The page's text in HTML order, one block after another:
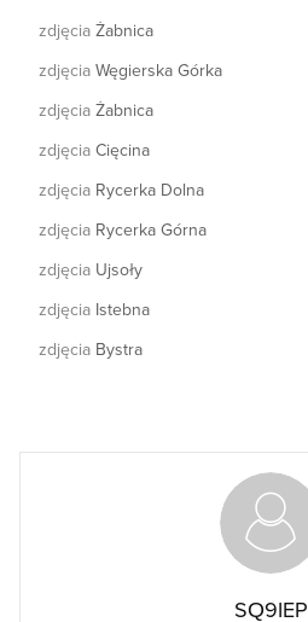
zdjęcia Żabnica
zdjęcia Węgierska Górka
zdjęcia Żabnica
zdjęcia Cięcina
zdjęcia Rycerka Dolna
zdjęcia Rycerka Górna
zdjęcia Ujsoły
zdjęcia Istebna
zdjęcia Bystra
SQ9IEP